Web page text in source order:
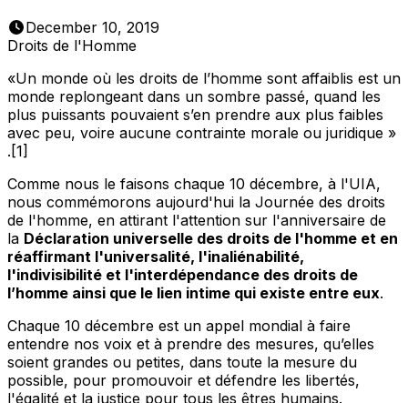
December 10, 2019
Droits de l'Homme
«Un monde où les droits de l’homme sont affaiblis est un
monde replongeant dans un sombre passé, quand les
plus puissants pouvaient s’en prendre aux plus faibles
avec peu, voire aucune contrainte morale ou juridique »
.[1]
Comme nous le faisons chaque 10 décembre, à l'UIA,
nous commémorons aujourd'hui la Journée des droits
de l'homme, en attirant l'attention sur l'anniversaire de
la Déclaration universelle des droits de l'homme et en
réaffirmant l'universalité, l'inaliénabilité,
l'indivisibilité et l'interdépendance des droits de
l’homme ainsi que le lien intime qui existe entre eux.
Chaque 10 décembre est un appel mondial à faire
entendre nos voix et à prendre des mesures, qu’elles
soient grandes ou petites, dans toute la mesure du
possible, pour promouvoir et défendre les libertés,
l'égalité et la justice pour tous les êtres humains.